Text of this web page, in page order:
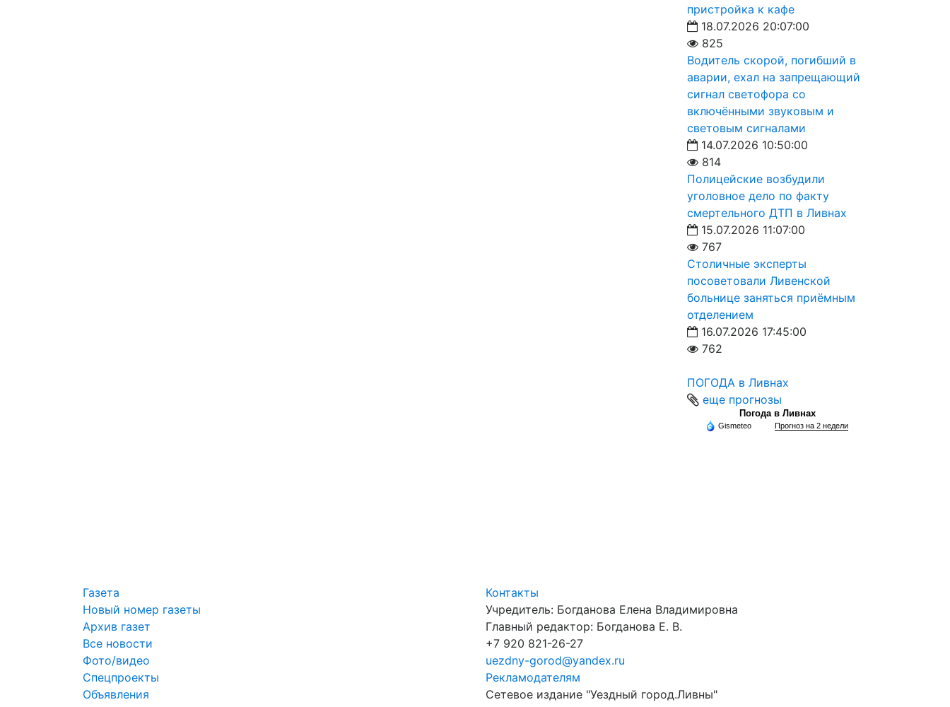
пристройка к кафе
18.07.2026 20:07:00
825
Водитель скорой, погибший в
аварии, ехал на запрещающий
сигнал светофора со
включёнными звуковым и
световым сигналами
14.07.2026 10:50:00
814
Полицейские возбудили
уголовное дело по факту
смертельного ДТП в Ливнах
15.07.2026 11:07:00
767
Столичные эксперты
посоветовали Ливенской
больнице заняться приёмным
отделением
16.07.2026 17:45:00
762
ПОГОДА в Ливнах
еще прогнозы
Погода в Ливнах
Gismeteo Прогноз на 2 недели
Газета
Новый номер газеты
Архив газет
Все новости
Фото/видео
Спецпроекты
Объявления
Контакты
Учредитель: Богданова Елена Владимировна
Главный редактор: Богданова Е. В.
+7 920 821-26-27
uezdny-gorod@yandex.ru
Рекламодателям
Сетевое издание "Уездный город.Ливны"